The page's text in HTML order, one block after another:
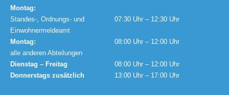
Montag:
Standes-, Ordnungs- und
Einwohnermeldeamt
07:30 Uhr – 12:30 Uhr
Montag:
alle anderen Abteilungen
08:00 Uhr – 12:00 Uhr
Dienstag – Freitag
08:00 Uhr – 12:00 Uhr
Donnerstags zusätzlich
13:00 Uhr – 17:00 Uhr